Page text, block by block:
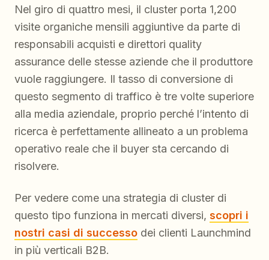
Nel giro di quattro mesi, il cluster porta 1,200
visite organiche mensili aggiuntive da parte di
responsabili acquisti e direttori quality
assurance delle stesse aziende che il produttore
vuole raggiungere. Il tasso di conversione di
questo segmento di traffico è tre volte superiore
alla media aziendale, proprio perché l’intento di
ricerca è perfettamente allineato a un problema
operativo reale che il buyer sta cercando di
risolvere.
Per vedere come una strategia di cluster di
questo tipo funziona in mercati diversi, scopri i
nostri casi di successo dei clienti Launchmind
in più verticali B2B.